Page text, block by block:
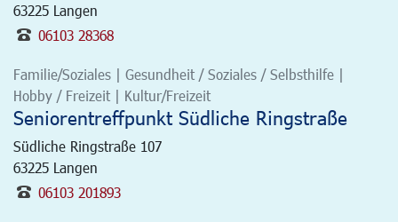
63225 Langen
06103 28368
Familie/Soziales | Gesundheit / Soziales / Selbsthilfe |
Hobby / Freizeit | Kultur/Freizeit
Seniorentreffpunkt Südliche Ringstraße
Südliche Ringstraße 107
63225 Langen
06103 201893